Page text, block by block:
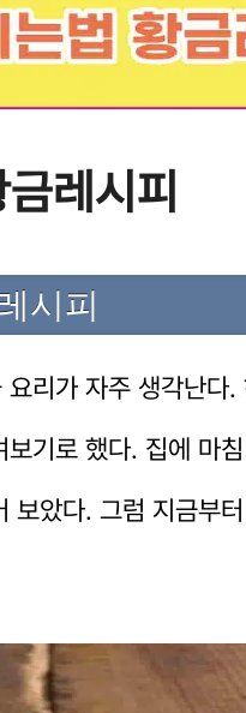
레시피
시피
리가 자주 생각난다
기로 했다. 집에 마
보았다. 그럼 지금부